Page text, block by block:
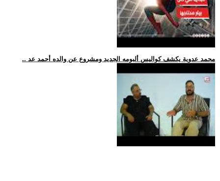
.. محمد عدوية يكشف كواليس ألبومه الجديد ومشروع عن والده أحمد عد